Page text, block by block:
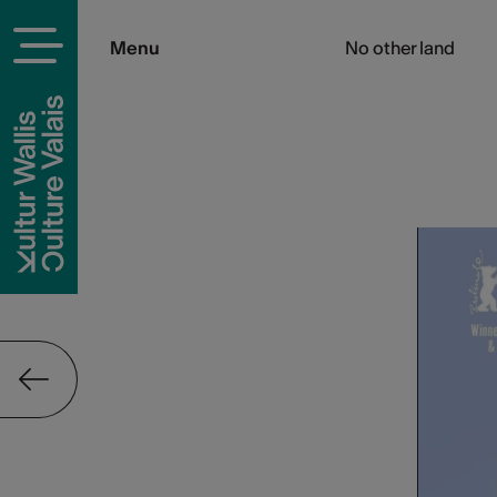
Menu No other land